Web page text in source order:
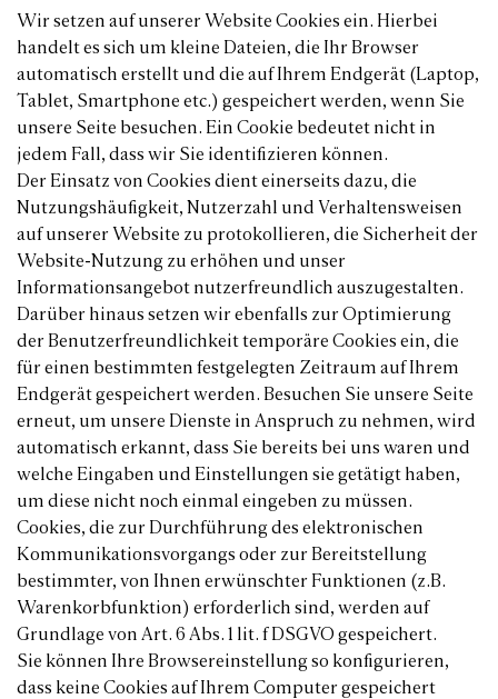
Wir setzen auf unserer Website Cookies ein. Hierbei
handelt es sich um kleine Dateien, die Ihr Browser
automatisch erstellt und die auf Ihrem Endgerät (Laptop,
Tablet, Smartphone etc.) gespeichert werden, wenn Sie
unsere Seite besuchen. Ein Cookie bedeutet nicht in
jedem Fall, dass wir Sie identifizieren können.
Der Einsatz von Cookies dient einerseits dazu, die
Nutzungshäufigkeit, Nutzerzahl und Verhaltensweisen
auf unserer Website zu protokollieren, die Sicherheit der
Website-Nutzung zu erhöhen und unser
Informationsangebot nutzerfreundlich auszugestalten.
Darüber hinaus setzen wir ebenfalls zur Optimierung
der Benutzerfreundlichkeit temporäre Cookies ein, die
für einen bestimmten festgelegten Zeitraum auf Ihrem
Endgerät gespeichert werden. Besuchen Sie unsere Seite
erneut, um unsere Dienste in Anspruch zu nehmen, wird
automatisch erkannt, dass Sie bereits bei uns waren und
welche Eingaben und Einstellungen sie getätigt haben,
um diese nicht noch einmal eingeben zu müssen.
Cookies, die zur Durchführung des elektronischen
Kommunikationsvorgangs oder zur Bereitstellung
bestimmter, von Ihnen erwünschter Funktionen (z.B.
Warenkorbfunktion) erforderlich sind, werden auf
Grundlage von Art. 6 Abs. 1 lit. f DSGVO gespeichert.
Sie können Ihre Browsereinstellung so konfigurieren,
dass keine Cookies auf Ihrem Computer gespeichert